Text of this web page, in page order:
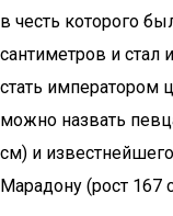
в честь которого
сантиметров и
стать императором
можно назвать
см) и
Марадону (рост 167